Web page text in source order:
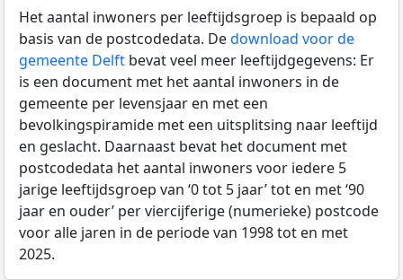
Het aantal inwoners per leeftijdsgroep is bepaald op
basis van de postcodedata. Dedownload voor de
gemeente Delft bevat veel meer leeftijdgegevens: Er
is een document met het aantal inwoners in de
gemeente per levensjaar en met een
bevolkingspiramide met een uitsplitsing naar leeftijd
en geslacht. Daarnaast bevat het document met
postcodedata het aantal inwoners voor iedere 5
jarige leeftijdsgroep van ‘0 tot 5 jaar’ tot en met ‘90
jaar en ouder’ per viercijferige (numerieke) postcode
voor alle jaren in de periode van 1998 tot en met
2025.